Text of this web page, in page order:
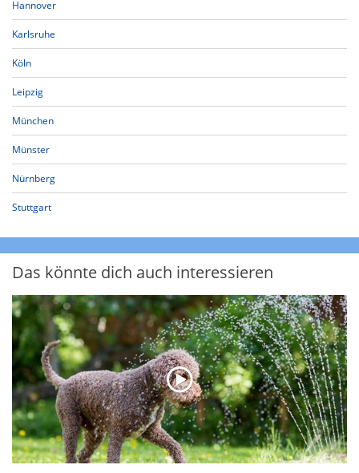
Hannover
Karlsruhe
Köln
Leipzig
München
Münster
Nürnberg
Stuttgart
Das könnte dich auch interessieren